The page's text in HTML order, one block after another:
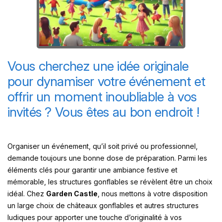
Vous cherchez une idée originale
pour dynamiser votre événement et
offrir un moment inoubliable à vos
invités ? Vous êtes au bon endroit !
Organiser un événement, qu’il soit privé ou professionnel,
demande toujours une bonne dose de préparation. Parmi les
éléments clés pour garantir une ambiance festive et
mémorable, les structures gonflables se révèlent être un choix
idéal. Chez Garden Castle , nous mettons à votre disposition
un large choix de châteaux gonflables et autres structures
ludiques pour apporter une touche d’originalité à vos